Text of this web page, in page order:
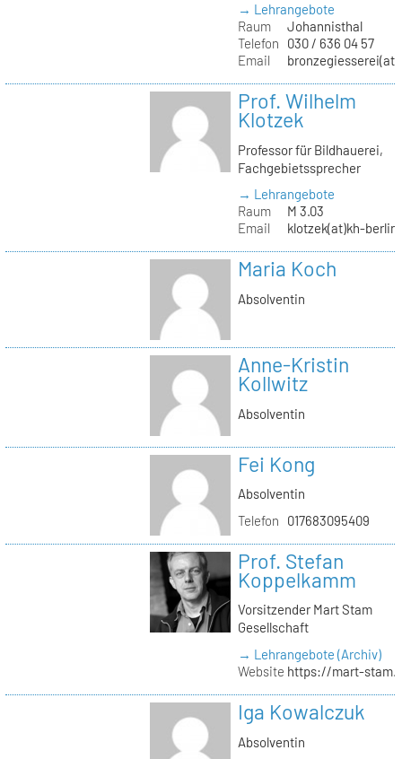
→ Lehrangebote
Raum
Johannisthal
Telefon
030 / 636 04 57
Email
Prof. Wilhelm
Klotzek
Professor für Bildhauerei,
Fachgebietssprecher
→ Lehrangebote
Raum
M 3.03
Email
klotzek(at)kh-
Maria Koch
Absolventin
Anne-Kristin
Kollwitz
Absolventin
Fei Kong
Absolventin
Telefon
017683095409
Prof. Stefan
Koppelkamm
Vorsitzender Mart Stam
Gesellschaft
→ Lehrangebote (Archiv)
Website https://mart-
Iga Kowalczuk
Absolventin